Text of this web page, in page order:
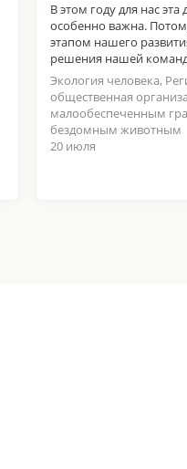
В этом году для нас эта
особенно важна.
этапом нашего
решения нашей
Экология человека,
общественная
малообеспеченным
бездомным животным
20 июля